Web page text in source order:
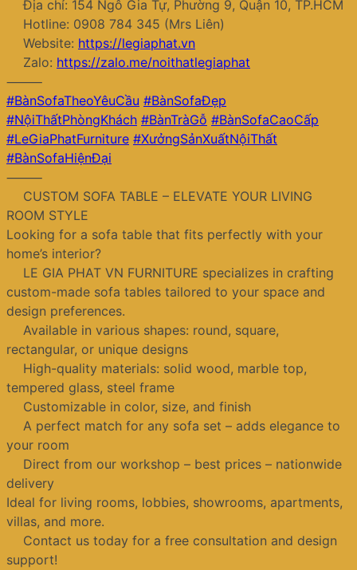
Địa chỉ: 154 Ngô Gia Tự, Phường 9, Quận 10, TP.HCM
Hotline: 0908 784 345 (Mrs Liên)
Website: https://legiaphat.vn
Zalo: https://zalo.me/noithatlegiaphat
⸻
#BànSofaTheoYêuCầu #BànSofaĐẹp
#NộiThấtPhòngKhách #BànTràGỗ #BànSofaCaoCấp
#LeGiaPhatFurniture #XưởngSảnXuấtNộiThất
#BànSofaHiệnĐại
⸻
CUSTOM SOFA TABLE – ELEVATE YOUR LIVING
ROOM STYLE
Looking for a sofa table that fits perfectly with your
home’s interior?
LE GIA PHAT VN FURNITURE specializes in crafting
custom-made sofa tables tailored to your space and
design preferences.
Available in various shapes: round, square,
rectangular, or unique designs
High-quality materials: solid wood, marble top,
tempered glass, steel frame
Customizable in color, size, and finish
A perfect match for any sofa set – adds elegance to
your room
Direct from our workshop – best prices – nationwide
delivery
Ideal for living rooms, lobbies, showrooms, apartments,
villas, and more.
Contact us today for a free consultation and design
support!